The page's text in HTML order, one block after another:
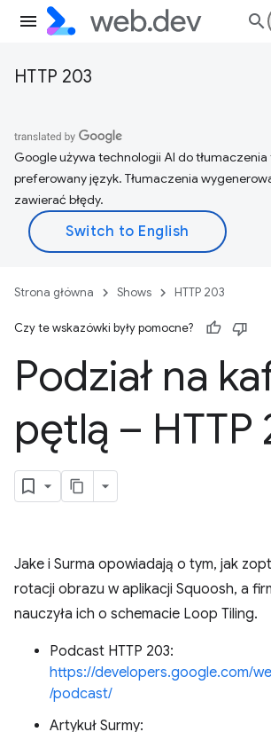
HTTP 203
Google używa technologii AI do tłumaczenia
preferowany język. Tłumaczenia
zawierać błędy.
Strona główna Shows HTTP 203
Czy te wskazówki były pomocne?
Podział na
pętlą – HTTP
Jake i Surma opowiadają o tym, jak
rotacji obrazu w aplikacji Squoosh, a
nauczyła ich o schemacie Loop Tiling.
Podcast HTTP 203:
https://developers.google.com/
/podcast/
Artykuł Surmy: